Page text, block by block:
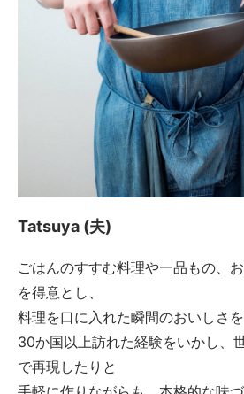
Tatsuya (夫)
ごはんのすすむ料理や一品もの、
を得意とし、
料理を口に入れた瞬間のおいしさを
30か国以上訪れた経験をいかし、
で再現したりと